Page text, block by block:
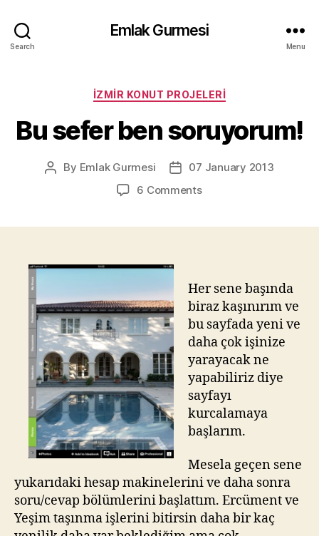
Search
Emlak Gurmesi
Menu
Categories
İZMIR KONUT PROJELERI
Bu sefer ben soruyorum!
Post
By Emlak Gurmesi
Post07 January 2013
6 Commentson
Her sene başında
biraz kaşınırım ve
bu sayfada yeni ve
daha çok işinize
yarayacak ne
yapabiliriz diye
sayfayı
kurcalamaya
başlarım.
Mesela geçen sene
yukarıdaki hesap makinelerini ve daha sonra
soru/cevap bölümlerini başlattım. Ercüment ve
Yeşim taşınma işlerini bitirsin daha bir kaç